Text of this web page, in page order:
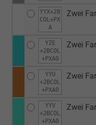
YYX+2B
COL+PX
A
Zwei
YZE
+2BCOL
+PXA0
Zwei
YYU
+2BCOL
+PXA0
Zwei
YYV
+2BCOL
+PXA0
Zwei